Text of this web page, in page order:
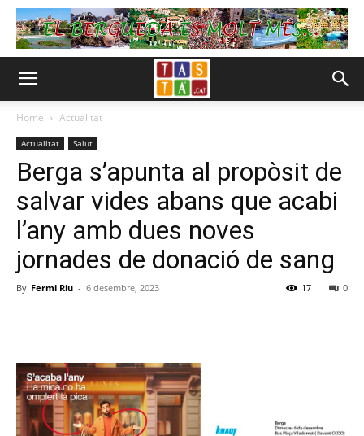
Home Actualitat
Actualitat Salut
Berga s’apunta al propòsit de
salvar vides abans que acabi
l’any amb dues noves
jornades de donació de sang
By Fermi Riu - 6 desembre, 2023 0
17